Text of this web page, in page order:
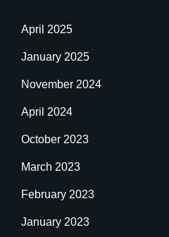
April 2025
January 2025
November 2024
April 2024
October 2023
March 2023
February 2023
January 2023